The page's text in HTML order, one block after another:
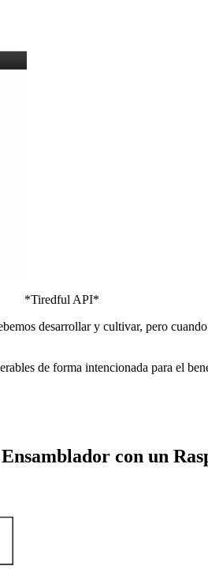
*Tiredful API*
desarrollar y cultivar, pero
de forma intencionada para el
con un